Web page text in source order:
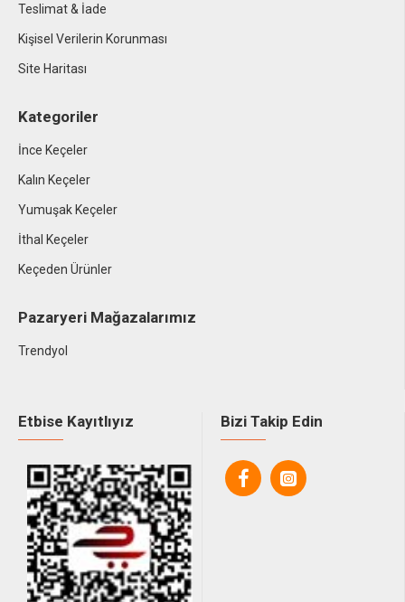
Teslimat & İade
Kişisel Verilerin Korunması
Site Haritası
Kategoriler
İnce Keçeler
Kalın Keçeler
Yumuşak Keçeler
İthal Keçeler
Keçeden Ürünler
Pazaryeri Mağazalarımız
Trendyol
Etbise Kayıtlıyız Bizi Takip Edin